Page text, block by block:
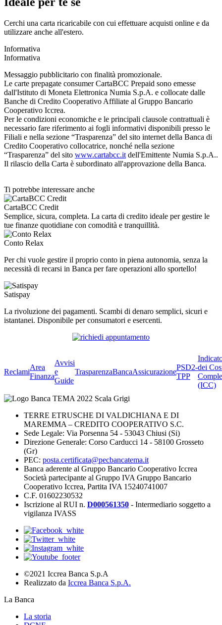
Cerchi una carta ricaricabile con cui effettuare acquisti online e da
utilizzare anche all'estero.
Informativa
Informativa
Messaggio pubblicitario con finalità promozionale.
Le carte prepagate consumer CartaBCC Prepaid sono emesse
dall'Istituto di Moneta Elettronica Numia S.p.A. e collocate dalle
Banche di Credito Cooperativo Affiliate al Gruppo Bancario
Cooperativo Iccrea.
Per le condizioni economiche e le principali clausole contrattuali è
necessario fare riferimento ai fogli informativi disponibili presso le
Filiali e nella sezione “Trasparenza” del sito internet della Banca di
Credito Cooperativo collocatrice, nonché nella sezione
“Trasparenza” del sito www.cartabcc.it dell'Emittente Numia S.p.A..
Il rilascio della Carta è subordinato all'approvazione della Banca.
Ti potrebbe interessare anche
CartaBCC Credit
Semplice, sicura, completa. La carta di credito ideale per gestire le
tue finanze quotidiane con comodità e tranquillità.
Conto Relax
Per chi vuole gestire il proprio conto in piena autonomia, senza la
necessità di recarsi in Banca per fare operazioni allo sportello!
Satispay
La rivoluzione dei pagamenti. Scambi di denaro semplici, sicuri e
istantanei. Disponibile per consumatori e esercenti.
Reclami
Area
Finanza
Avvisi
e
Guide
TrasparenzaBancaAssicurazione
PSD2-
TPP
dei
(ICC)
TERRE ETRUSCHE DI VALDICHIANA E DI
MAREMMA – CREDITO COOPERATIVO S.C.
Sede Legale: Via Porsenna 54 - 53043 Chiusi (Si)
Direzione Generale: Corso Carducci 14 - 58100 Grosseto
(Gr)
PEC: posta.certificata@pecbancatema.it
Banca aderente al Gruppo Bancario Cooperativo Iccrea
Società partecipante al Gruppo IVA Gruppo Bancario
Cooperativo Iccrea, Partita IVA 15240741007
C.F. 01602230532
Iscrizione al RUI n. D000561350 - Intermediario soggetto a
vigilanza IVASS
©2021 Iccrea Banca S.p.A
Realizzato da Iccrea Banca S.p.A.
La Banca
La storia